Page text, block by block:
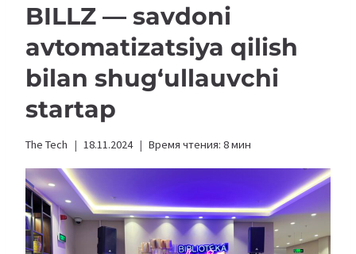
BILLZ — savdoni
avtomatizatsiya qilish
bilan shug‘ullauvchi
startap
The Tech 18.11.2024 Время чтения: 8мин